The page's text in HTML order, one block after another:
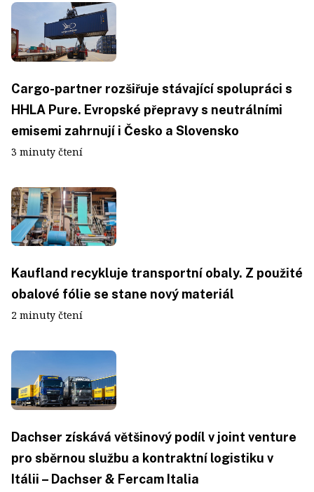
Cargo-partner rozšiřuje stávající spolupráci s
HHLA Pure. Evropské přepravy s neutrálními
emisemi zahrnují i Česko a Slovensko
3 minuty čtení
Kaufland recykluje transportní obaly. Z použité
obalové fólie se stane nový materiál
2 minuty čtení
Dachser získává většinový podíl v joint venture
pro sběrnou službu a kontraktní logistiku v
Itálii – Dachser & Fercam Italia